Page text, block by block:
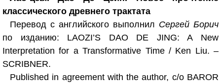
классического древнего трактата
Перевод с английского выполнил Сергей Борич
по изданию: LAOZI’S DAO DE JING: A New
Interpretation for a Transformative Time / Ken Liu. –
SCRIBNER.
Published in agreement with the author, c/o BAROR